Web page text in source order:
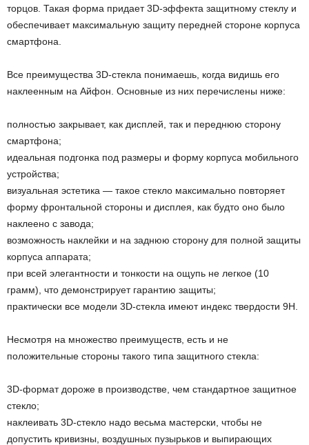
торцов. Такая форма придает 3D-эффекта защитному стеклу и
обеспечивает максимальную защиту передней стороне корпуса
смартфона.
Все преимущества 3D-стекла понимаешь, когда видишь его
наклеенным на Айфон. Основные из них перечислены ниже:
полностью закрывает, как дисплей, так и переднюю сторону
смартфона;
идеальная подгонка под размеры и форму корпуса мобильного
устройства;
визуальная эстетика — такое стекло максимально повторяет
форму фронтальной стороны и дисплея, как будто оно было
наклеено с завода;
возможность наклейки и на заднюю сторону для полной защиты
корпуса аппарата;
при всей элегантности и тонкости на ощупь не легкое (10
грамм), что демонстрирует гарантию защиты;
практически все модели 3D-стекла имеют индекс твердости 9Н.
Несмотря на множество преимуществ, есть и не
положительные стороны такого типа защитного стекла:
3D-формат дороже в производстве, чем стандартное защитное
стекло;
наклеивать 3D-стекло надо весьма мастерски, чтобы не
допустить кривизны, воздушных пузырьков и выпирающих